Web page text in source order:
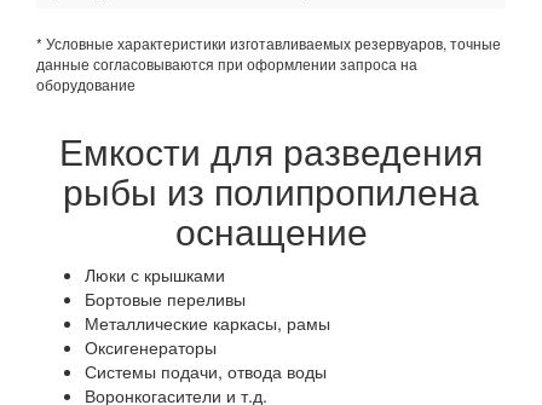
* Условные характеристики изготавливаемых резервуаров, точные
данные согласовываются при оформлении запроса на
оборудование
Емкости для разведения
рыбы из полипропилена
оснащение
Люки с крышками
Бортовые переливы
Металлические каркасы, рамы
Оксигенераторы
Системы подачи, отвода воды
Воронкогасители и т.д.